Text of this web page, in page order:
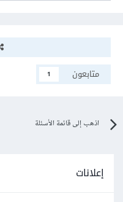
متابعون
1
اذهب إلى قائمة الأسئلة
إعلانات